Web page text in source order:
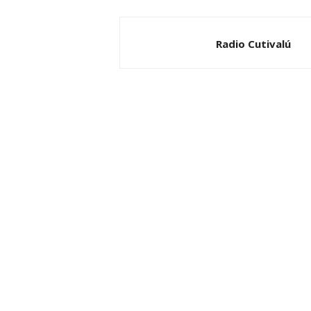
Radio Cutivalú